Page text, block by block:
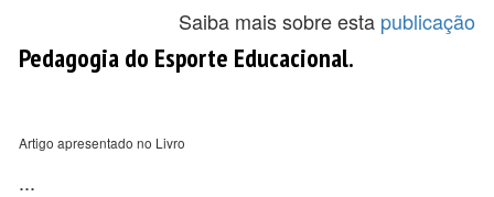
Saiba mais sobre esta publicação
Pedagogia do Esporte Educacional.
Artigo apresentado no Livro
...